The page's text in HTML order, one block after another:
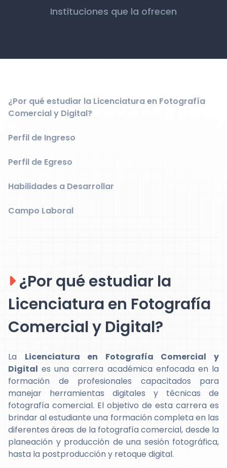
Instituciones que la ofrecen
¿Por qué estudiar la Licenciatura en Fotografía
Comercial y Digital?
Perfil de Ingreso
Perfil de Egreso
Habilidades a Desarrollar
Campo Laboral
¿Por qué estudiar la
Licenciatura en Fotografía
Comercial y Digital?
La Licenciatura en Fotografía Comercial y
Digital es una carrera académica enfocada en la
formación de profesionales capacitados para
manejar herramientas digitales y técnicas de
fotografía comercial. El objetivo de esta carrera es
brindar al estudiante una formación completa en las
diferentes áreas de la fotografía comercial, desde la
planeación y producción de una sesión fotográfica,
hasta la postproducción y retoque digital.